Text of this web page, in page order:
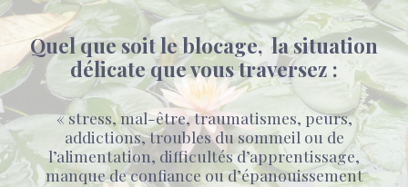
Quel que soit le blocage, la situation
délicate que vous traversez :
« stress, mal-être, traumatismes, peurs,
addictions, troubles du sommeil ou de
l’alimentation, difficultés d’apprentissage,
manque de confiance ou d’épanouissement